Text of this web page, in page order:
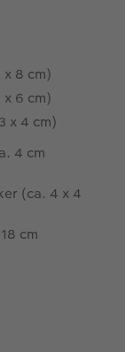
8 cm)
6 cm)
x 4 cm)
4 cm
(ca. 4 x 4
cm